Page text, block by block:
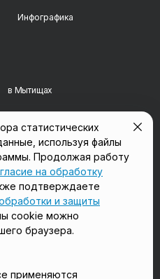
Инфографика
в Мытищах
в Люберцах
в Королёве
в Щёлково
статистических
используя файлы
Продолжая работу
на обработку
подтверждаете
и защиты
cookie можно
браузера.
применяются